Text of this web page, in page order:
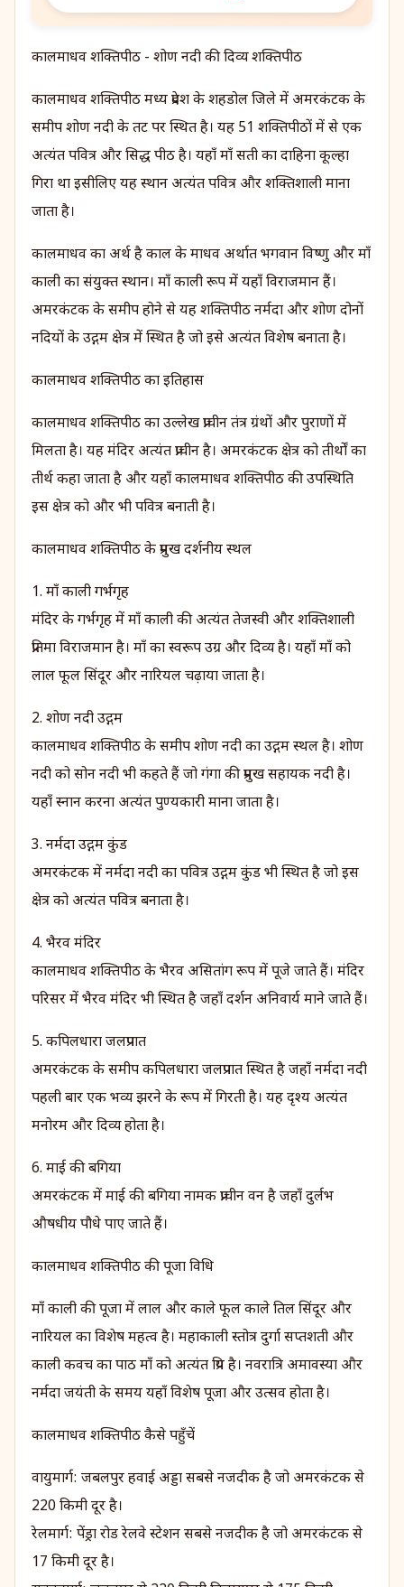
कालमाधव शक्तिपीठ - शोण नदी की दिव्य शक्तिपीठ
कालमाधव शक्तिपीठ मध्य प्रदेश के शहडोल जिले में अमरकंटक के
समीप शोण नदी के तट पर स्थित है। यह 51 शक्तिपीठों में से एक
अत्यंत पवित्र और सिद्ध पीठ है। यहाँ माँ सती का दाहिना कूल्हा
गिरा था इसीलिए यह स्थान अत्यंत पवित्र और शक्तिशाली माना
जाता है।
कालमाधव का अर्थ है काल के माधव अर्थात भगवान विष्णु और माँ
काली का संयुक्त स्थान। माँ काली रूप में यहाँ विराजमान हैं।
अमरकंटक के समीप होने से यह शक्तिपीठ नर्मदा और शोण दोनों
नदियों के उद्गम क्षेत्र में स्थित है जो इसे अत्यंत विशेष बनाता है।
कालमाधव शक्तिपीठ का इतिहास
कालमाधव शक्तिपीठ का उल्लेख प्राचीन तंत्र ग्रंथों और पुराणों में
मिलता है। यह मंदिर अत्यंत प्राचीन है। अमरकंटक क्षेत्र को तीर्थों का
तीर्थ कहा जाता है और यहाँ कालमाधव शक्तिपीठ की उपस्थिति
इस क्षेत्र को और भी पवित्र बनाती है।
कालमाधव शक्तिपीठ के प्रमुख दर्शनीय स्थल
1. माँ काली गर्भगृह
मंदिर के गर्भगृह में माँ काली की अत्यंत तेजस्वी और शक्तिशाली
प्रतिमा विराजमान है। माँ का स्वरूप उग्र और दिव्य है। यहाँ माँ को
लाल फूल सिंदूर और नारियल चढ़ाया जाता है।
2. शोण नदी उद्गम
कालमाधव शक्तिपीठ के समीप शोण नदी का उद्गम स्थल है। शोण
नदी को सोन नदी भी कहते हैं जो गंगा की प्रमुख सहायक नदी है।
यहाँ स्नान करना अत्यंत पुण्यकारी माना जाता है।
3. नर्मदा उद्गम कुंड
अमरकंटक में नर्मदा नदी का पवित्र उद्गम कुंड भी स्थित है जो इस
क्षेत्र को अत्यंत पवित्र बनाता है।
4. भैरव मंदिर
कालमाधव शक्तिपीठ के भैरव असितांग रूप में पूजे जाते हैं। मंदिर
परिसर में भैरव मंदिर भी स्थित है जहाँ दर्शन अनिवार्य माने जाते हैं।
5. कपिलधारा जलप्रपात
अमरकंटक के समीप कपिलधारा जलप्रपात स्थित है जहाँ नर्मदा नदी
पहली बार एक भव्य झरने के रूप में गिरती है। यह दृश्य अत्यंत
मनोरम और दिव्य होता है।
6. माई की बगिया
अमरकंटक में माई की बगिया नामक प्राचीन वन है जहाँ दुर्लभ
औषधीय पौधे पाए जाते हैं।
कालमाधव शक्तिपीठ की पूजा विधि
माँ काली की पूजा में लाल और काले फूल काले तिल सिंदूर और
नारियल का विशेष महत्व है। महाकाली स्तोत्र दुर्गा सप्तशती और
काली कवच का पाठ माँ को अत्यंत प्रिय है। नवरात्रि अमावस्या और
नर्मदा जयंती के समय यहाँ विशेष पूजा और उत्सव होता है।
कालमाधव शक्तिपीठ कैसे पहुँचें
वायुमार्ग: जबलपुर हवाई अड्डा सबसे नजदीक है जो अमरकंटक से
220 किमी दूर है।
रेलमार्ग: पेंड्रा रोड रेलवे स्टेशन सबसे नजदीक है जो अमरकंटक से
17 किमी दूर है।